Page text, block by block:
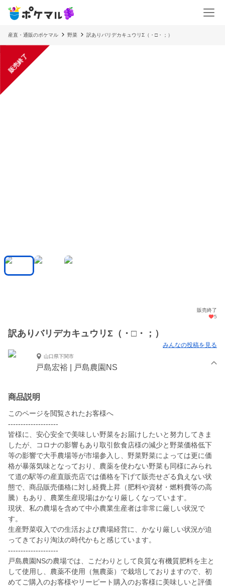
産直・通販のポケマル 野菜 訳ありバリデカキュウリΣ（・□・；）
販売終了
販売終了
5
訳ありバリデカキュウリΣ（・□・；）
みんなの投稿を見る
山口県下関市
戸島宏裕 | 戸島農園NS
商品説明
このページを閲覧されたお客様へ
--------------------
皆様に、安心安全で美味しい野菜をお届けしたいと努力してきま
したが、コロナの影響もあり取引飲食店様の減少と野菜価格低下
等の影響で大手農場等が市場参入し、野菜野菜によっては更に価
格が暴落気味となっており、農薬を使わない野菜も同様にみられ
て道の駅等の産直販売店では価格を下げて販売せざる負えない状
態で、商品販売価格に対し経費上昇（肥料や資材・燃料費等の高
騰）もあり、農業生産現場はかなり厳しくなっています。
現状、私の農場を含めて中小農業生産者は非常に厳しい状況で
す。
生産野菜収入での生活および農場経営に、かなり厳しい状況が迫
ってきており淘汰の時代かもと感じています。
--------------------
戸島農園NSの農場では、こだわりとして良質な有機質肥料を主と
して使用し、農薬不使用（無農薬）で栽培しておりますので、初
めてご購入のお客様やリーピート購入のお客様に美味しいと評価